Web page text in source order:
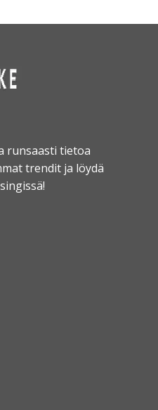
runsaasti tietoa
trendit ja löydä